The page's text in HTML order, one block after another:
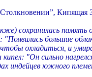
Кипящая
сохранилась память
большие
охладиться, и
"Он сильно
индейцев южного